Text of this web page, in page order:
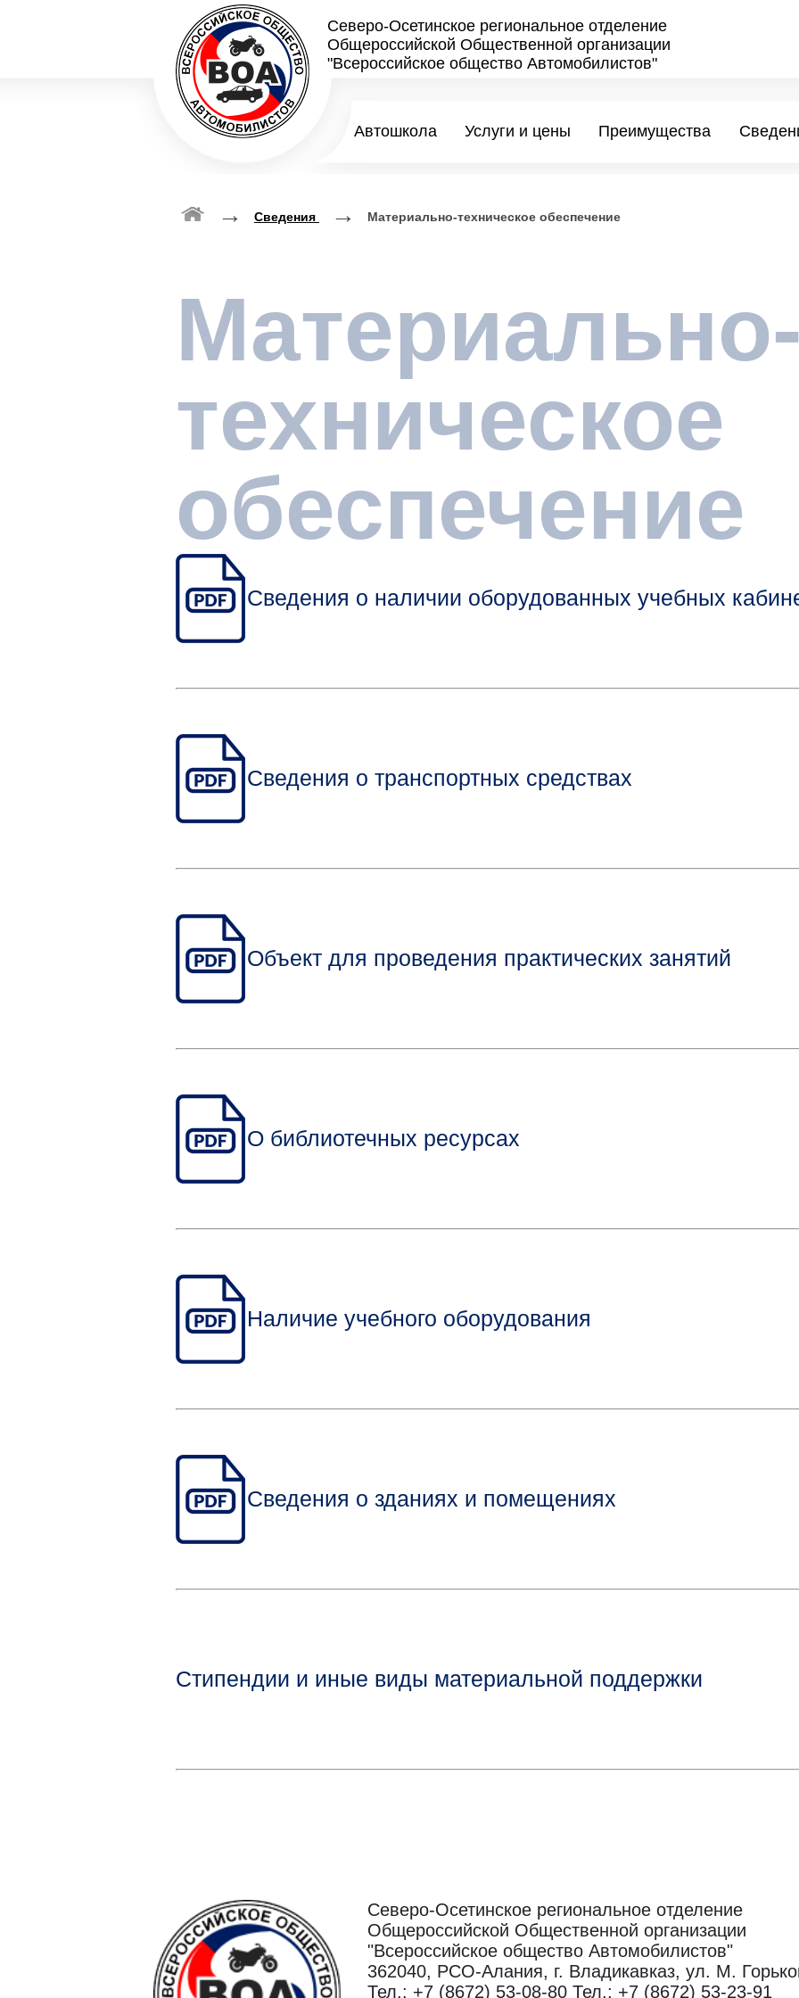
Северо-Осетинское региональное отделение
Общероссийской Общественной организации
"Всероссийское общество Автомобилистов"
Автошкола Услуги и цены Преимущества
→ Сведения → Материально-техническое обеспечение
техническое
обеспечение
Сведения о наличии оборудованных учебных
Сведения о транспортных средствах
Объект для проведения практических занятий
О библиотечных ресурсах
Наличие учебного оборудования
Сведения о зданиях и помещениях
Стипендии и иные виды материальной поддержки
Северо-Осетинское региональное отделение
Общероссийской Общественной организации
"Всероссийское общество Автомобилистов"
362040, РСО-Алания, г. Владикавказ, ул. М.
Тел.: +7 (8672) 53-08-80 Тел.: +7 (8672) 53-23-91